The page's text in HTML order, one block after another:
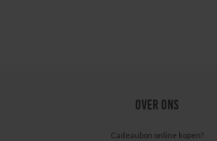
OVER ONS
Cadeaubon online kopen?